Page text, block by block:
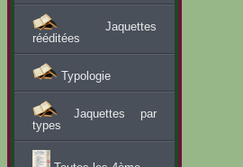
Jaquettes
rééditées
Typologie
Jaquettes par
types